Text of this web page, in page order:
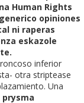
Human Rights
opiniones
ni raperas
eskazole
inferior
otra striptease
Una